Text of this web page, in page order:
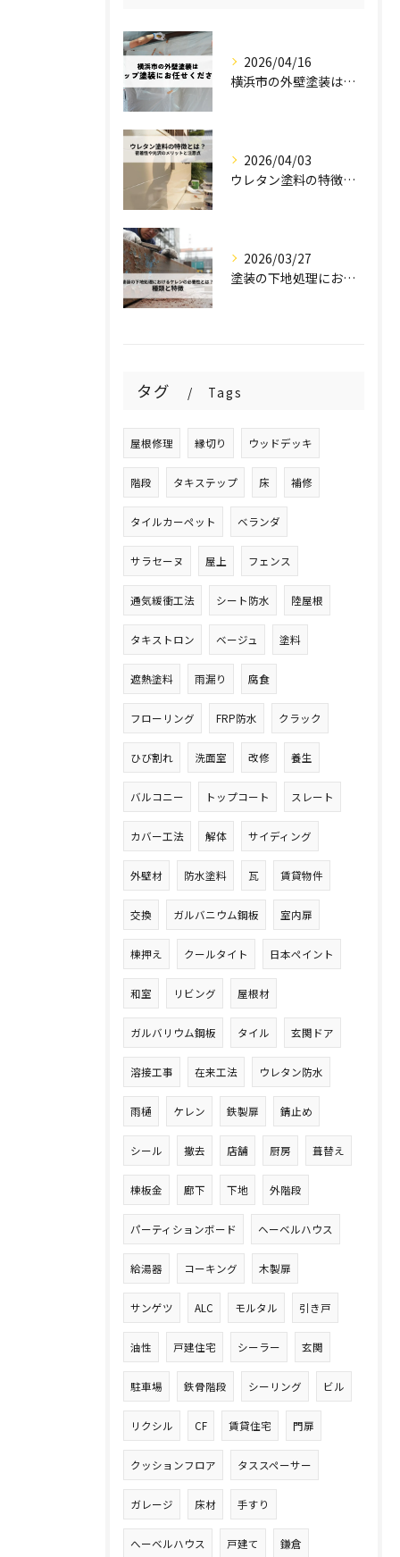
2026/04/16
横浜市の外壁塗装はステップ塗装にお任せください！
2026/04/03
ウレタン塗料の特徴とは？密着性や光沢のメリットと注意点を解説！
2026/03/27
塗装の下地処理におけるケレンの必要性とは？種類と特徴を解説！
タグ Tags
屋根修理 縁切り ウッドデッキ
階段 タキステップ 床 補修
タイルカーペット ベランダ
サラセーヌ 屋上 フェンス
通気緩衝工法 シート防水 陸屋根
タキストロン ベージュ 塗料
遮熱塗料 雨漏り 腐食
フローリング FRP防水 クラック
ひび割れ 洗面室 改修 養生
バルコニー トップコート スレート
カバー工法 解体 サイディング
外壁材 防水塗料 瓦 賃貸物件
交換 ガルバニウム鋼板 室内扉
棟押え クールタイト 日本ペイント
和室 リビング 屋根材
ガルバリウム鋼板 タイル 玄関ドア
溶接工事 在来工法 ウレタン防水
雨樋 ケレン 鉄製扉 錆止め
シール 撤去 店舗 厨房 葺替え
棟板金 廊下 下地 外階段
パーティションボード ヘーベルハウス
給湯器 コーキング 木製扉
サンゲツ ALC モルタル 引き戸
油性 戸建住宅 シーラー 玄関
駐車場 鉄骨階段 シーリング ビル
リクシル CF 賃貸住宅 門扉
クッションフロア タススペーサー
ガレージ 床材 手すり
へーベルハウス 戸建て 鎌倉